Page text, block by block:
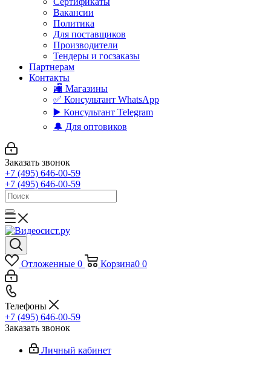
Вакансии
Политика
Для поставщиков
Производители
Тендеры и госзаказы
Партнерам
Контакты
🏬 Магазины
✅️ Консультант WhatsApp
▶️ Консультант Telegram
🔔 Для оптовиков
Заказать звонок
+7 (495) 646-00-59
+7 (495) 646-00-59
Отложенные 0 Корзина0 0
Телефоны
+7 (495) 646-00-59
Заказать звонок
Личный кабинет